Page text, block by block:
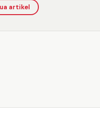
artikel